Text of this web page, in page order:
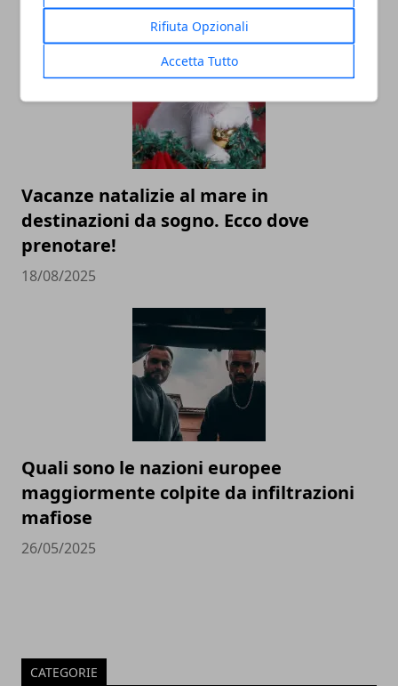
Rifiuta Opzionali
Accetta Tutto
Vacanze natalizie al mare in
destinazioni da sogno. Ecco dove
prenotare!
18/08/2025
Quali sono le nazioni europee
maggiormente colpite da infiltrazioni
mafiose
26/05/2025
CATEGORIE